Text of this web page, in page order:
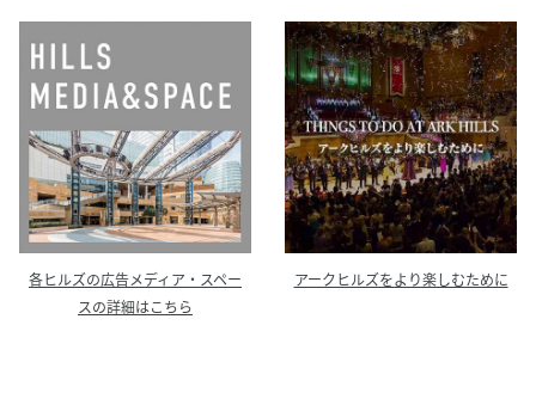
各ヒルズの広告メディア・スペー
スの詳細はこちら
アークヒルズをより楽しむために